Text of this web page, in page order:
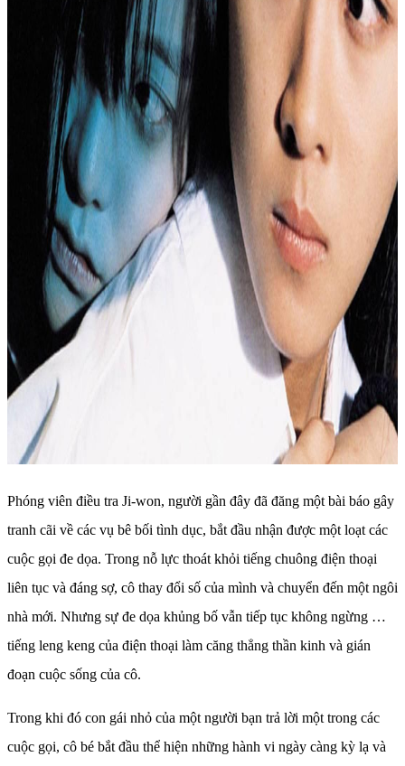
Phóng viên điều tra Ji-won, người gần đây đã đăng một bài báo gây
tranh cãi về các vụ bê bối tình dục, bắt đầu nhận được một loạt các
cuộc gọi đe dọa. Trong nỗ lực thoát khỏi tiếng chuông điện thoại
liên tục và đáng sợ, cô thay đổi số của mình và chuyển đến một ngôi
nhà mới. Nhưng sự đe dọa khủng bố vẫn tiếp tục không ngừng …
tiếng leng keng của điện thoại làm căng thẳng thần kinh và gián
đoạn cuộc sống của cô.
Trong khi đó con gái nhỏ của một người bạn trả lời một trong các
cuộc gọi, cô bé bắt đầu thể hiện những hành vi ngày càng kỳ lạ và